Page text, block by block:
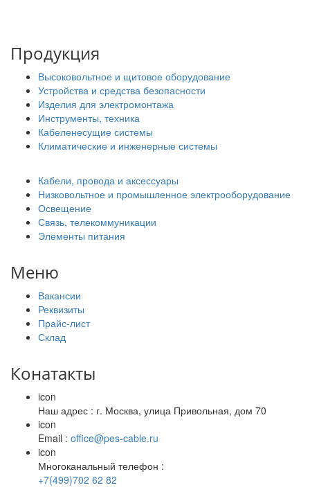
Продукция
Высоковольтное и щитовое оборудование
Устройства и средства безопасности
Изделия для электромонтажа
Инструменты, техника
Кабеленесущие системы
Климатические и инженерные системы
Кабели, провода и аксессуары
Низковольтное и промышленное электрооборудование
Освещение
Связь, телекоммуникации
Элементы питания
Меню
Вакансии
Реквизиты
Прайс-лист
Склад
Конатакты
icon
Наш адрес : г. Москва, улица Привольная, дом 70
icon
Email : office@pes-cable.ru
icon
Многоканальный телефон :
+7(499)702 62 82